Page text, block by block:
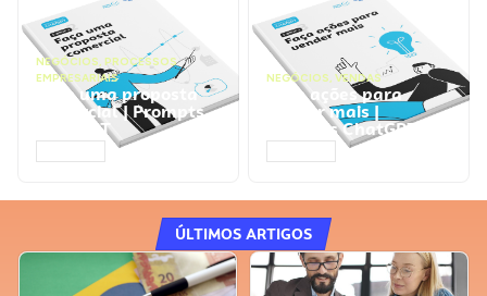
NEGÓCIOS, PROCESSOS
EMPRESARIAIS
Faça uma proposta
comercial | Prompts
ChatGPT
NEGÓCIOS, VENDAS
Faça ações para
vender mais |
Prompts ChatGPT
ÚLTIMOS ARTIGOS